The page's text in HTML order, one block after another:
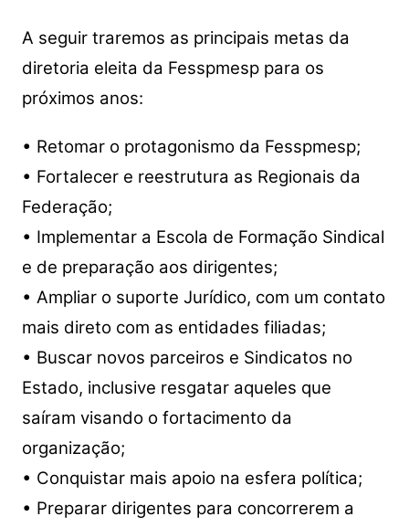
A seguir traremos as principais metas da
diretoria eleita da Fesspmesp para os
próximos anos:
• Retomar o protagonismo da Fesspmesp;
• Fortalecer e reestrutura as Regionais da
Federação;
• Implementar a Escola de Formação Sindical
e de preparação aos dirigentes;
• Ampliar o suporte Jurídico, com um contato
mais direto com as entidades filiadas;
• Buscar novos parceiros e Sindicatos no
Estado, inclusive resgatar aqueles que
saíram visando o fortacimento da
organização;
• Conquistar mais apoio na esfera política;
• Preparar dirigentes para concorrerem a